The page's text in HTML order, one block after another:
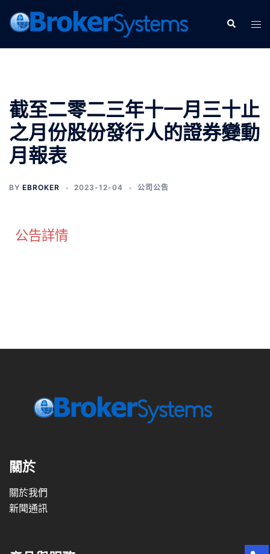
截至二零二三年十一月三十止
之月份股份發行人的證券變動
月報表
BY EBROKER 2023-12-04 公司公告
公告詳情
關於
關於我們
新聞通訊